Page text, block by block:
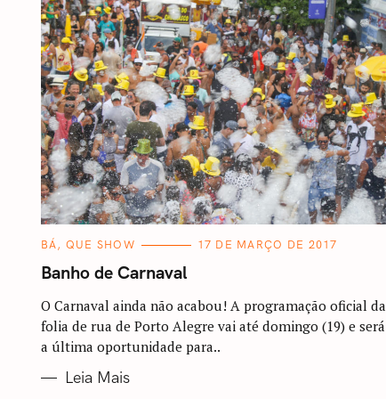
C
T
E
O
R
I
S
BÁ, QUE SHOW 17 DE MARÇO DE 2017
Banho de Carnaval
O Carnaval ainda não acabou! A programação oficial da
folia de rua de Porto Alegre vai até domingo (19) e será
a última oportunidade para..
Leia Mais